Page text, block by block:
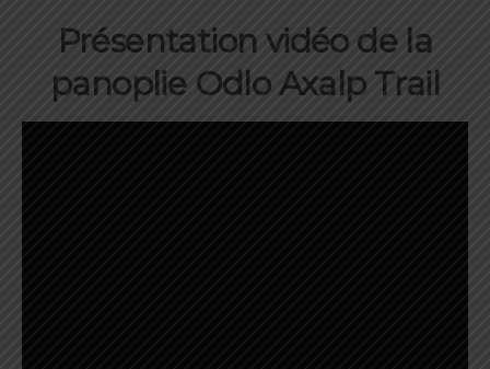
Présentation vidéo de la
panoplie Odlo Axalp Trail